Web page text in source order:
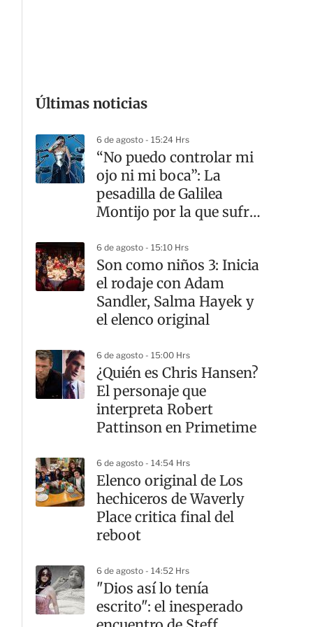
Últimas noticias
6 de agosto - 15:24 Hrs
“No puedo controlar mi
ojo ni mi boca”: La
pesadilla de Galilea
Montijo por la que sufrió
y tercer grado
6 de agosto - 15:10 Hrs
Son como niños 3: Inicia
el rodaje con Adam
Sandler, Salma Hayek y
el elenco original
6 de agosto - 15:00 Hrs
¿Quién es Chris Hansen?
El personaje que
interpreta Robert
Pattinson en Primetime
6 de agosto - 14:54 Hrs
Elenco original de Los
hechiceros de Waverly
Place critica final del
reboot
6 de agosto - 14:52 Hrs
"Dios así lo tenía
escrito": el inesperado